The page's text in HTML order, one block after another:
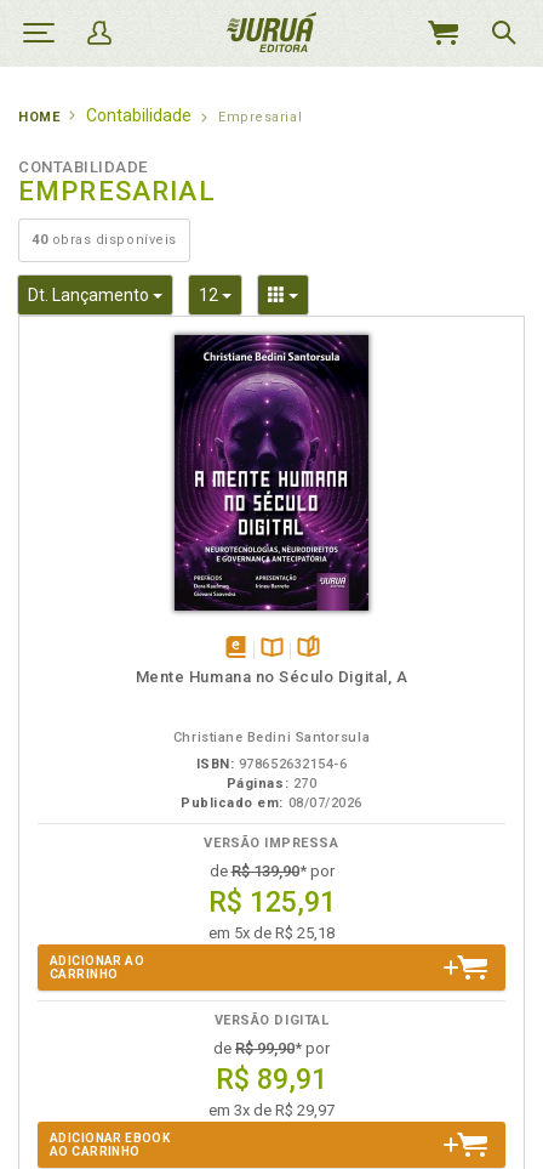
MEU
HOME Contabilidade Empresarial
CONTABILIDADE
EMPRESARIAL
40obras disponíveis
Dt. Lançamento Toggle Dropdown
12 Toggle DropdownToggle Dropdown
disponível
Disponível
páginas
Mente Humana no Século Digital, A
Christiane Bedini Santorsula
ISBN: 978652632154-6
Páginas: 270
Publicado em: 08/07/2026
VERSÃO IMPRESSA
deR$ 139,90* por
R$ 125,91
em 5x de R$ 25,18
ADICIONAR AO
CARRINHO
VERSÃO DIGITAL
de R$ 99,90* por
R$ 89,91
em 3x de R$ 29,97
ADICIONAR EBOOK
AO CARRINHO